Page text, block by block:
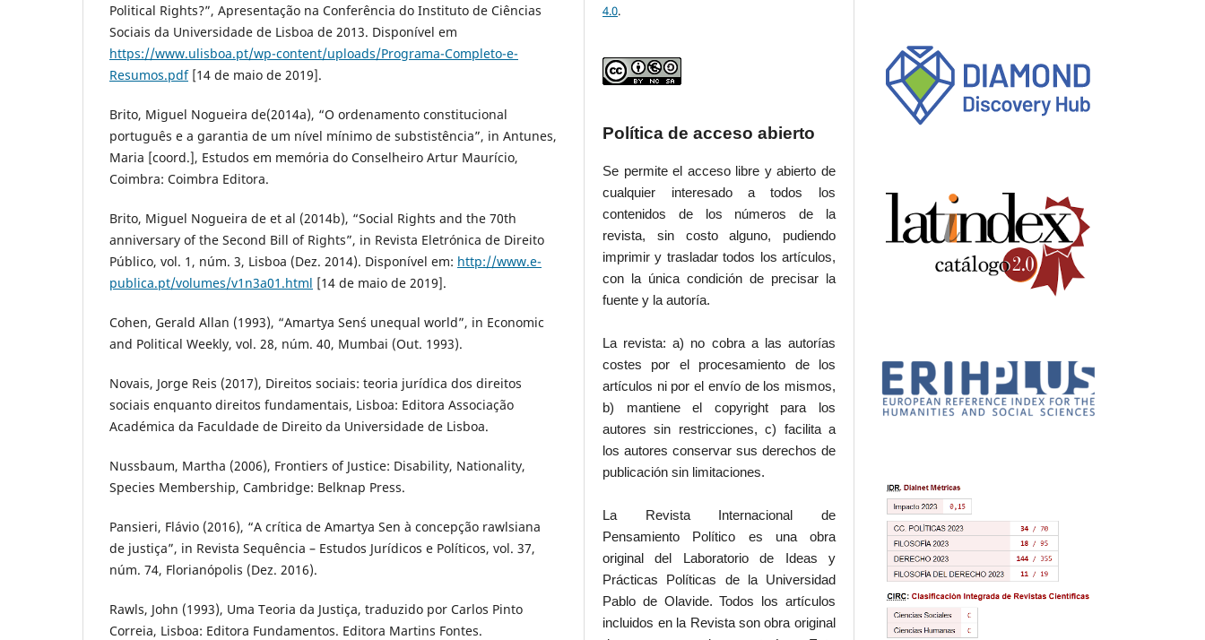
Political Rights?”, Apresentação na Conferência do Instituto de Ciências
Sociais da Universidade de Lisboa de 2013. Disponível em
https://www.ulisboa.pt/wp-content/uploads/Programa-Completo-e-
Resumos.pdf[14 de maio de 2019].
Brito, Miguel Nogueira de(2014a), “O ordenamento constitucional
português e a garantia de um nível mínimo de substistência”, in Antunes,
Maria [coord.], Estudos em memória do Conselheiro Artur Maurício,
Coimbra: Coimbra Editora.
Brito, Miguel Nogueira de et al (2014b), “Social Rights and the 70th
anniversary of the Second Bill of Rights”, in Revista Eletrónica de Direito
Público, vol. 1, núm. 3, Lisboa (Dez. 2014). Disponível em: http://www.e-
publica.pt/volumes/v1n3a01.html [14 de maio de 2019].
Cohen, Gerald Allan (1993), “Amartya Sen´s unequal world”, in Economic
and Political Weekly, vol. 28, núm. 40, Mumbai (Out. 1993).
Novais, Jorge Reis (2017), Direitos sociais: teoria jurídica dos direitos
sociais enquanto direitos fundamentais, Lisboa: Editora Associação
Académica da Faculdade de Direito da Universidade de Lisboa.
Nussbaum, Martha (2006), Frontiers of Justice: Disability, Nationality,
Species Membership, Cambridge: Belknap Press.
Pansieri, Flávio (2016), “A crítica de Amartya Sen à concepção rawlsiana
de justiça”, in Revista Sequência – Estudos Jurídicos e Políticos, vol. 37,
núm. 74, Florianópolis (Dez. 2016).
Rawls, John (1993), Uma Teoria da Justiça, traduzido por Carlos Pinto
Correia, Lisboa: Editora Fundamentos. Editora Martins Fontes.
4.0.
Política de acceso abierto
Se permite el acceso libre y abierto de
cualquier interesado a todos los
contenidos de los números de la
revista, sin costo alguno, pudiendo
imprimir y trasladar todos los artículos,
con la única condición de precisar la
fuente y la autoría.
La revista: a) no cobra a las autorías
costes por el procesamiento de los
artículos ni por el envío de los mismos,
b) mantiene el copyright para los
autores sin restricciones, c) facilita a
los autores conservar sus derechos de
publicación sin limitaciones.
La Revista Internacional de
Pensamiento Político es una obra
original del Laboratorio de Ideas y
Prácticas Políticas de la Universidad
Pablo de Olavide. Todos los artículos
incluidos en la Revista son obra original